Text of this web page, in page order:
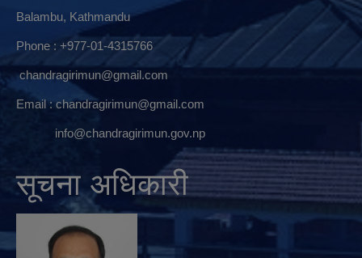
Balambu, Kathmandu
Phone : +977-01-4315766
chandragirimun@gmail.com
Email :chandragirimun@gmail.com
info@chandragirimun.gov.np
सूचना अधिकारी